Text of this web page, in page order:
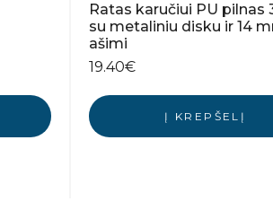
Ratas karučiui PU pilnas
su metaliniu disku ir 14
ašimi
19.40€
Į KREPŠELĮ